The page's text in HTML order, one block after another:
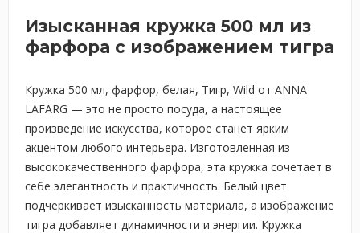
Изысканная кружка 500 мл из
фарфора с изображением тигра
Кружка 500 мл, фарфор, белая, Тигр, Wild от ANNA
LAFARG — это не просто посуда, а настоящее
произведение искусства, которое станет ярким
акцентом любого интерьера. Изготовленная из
высококачественного фарфора, эта кружка сочетает в
себе элегантность и практичность. Белый цвет
подчеркивает изысканность материала, а изображение
тигра добавляет динамичности и энергии. Кружка